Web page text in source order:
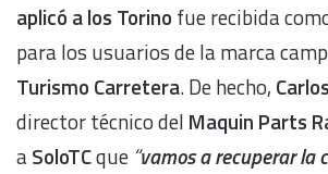
aplicó a los Torino fue recibida
para los usuarios de la marca
Turismo Carretera. De hecho,
director técnico del Maquin Parts
aSoloTCque “vamos a recuperar la